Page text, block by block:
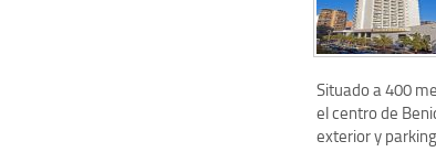
Situado a 400
el centro de
exterior y parking.